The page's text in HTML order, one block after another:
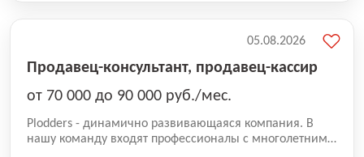
Продавец-консультант, продавец-кассир
от 70 000 до 90 000 руб./мес.
Plodders - динамично развивающаяся компания. В
нашу команду входят профессионалы с многолетним
05.08.2026